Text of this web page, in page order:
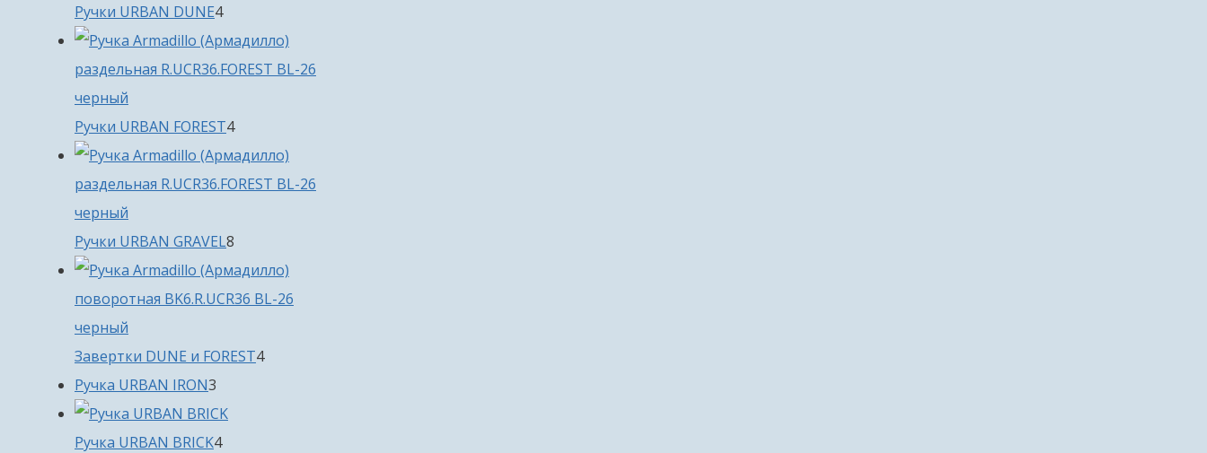
Ручки URBAN DUNE44
товара
Ручки URBAN FOREST44
товара
Ручки URBAN GRAVEL8
товаров
Завертки DUNE и FOREST44
Ручка URBAN IRON3
товара
Ручка URBAN BRICK44